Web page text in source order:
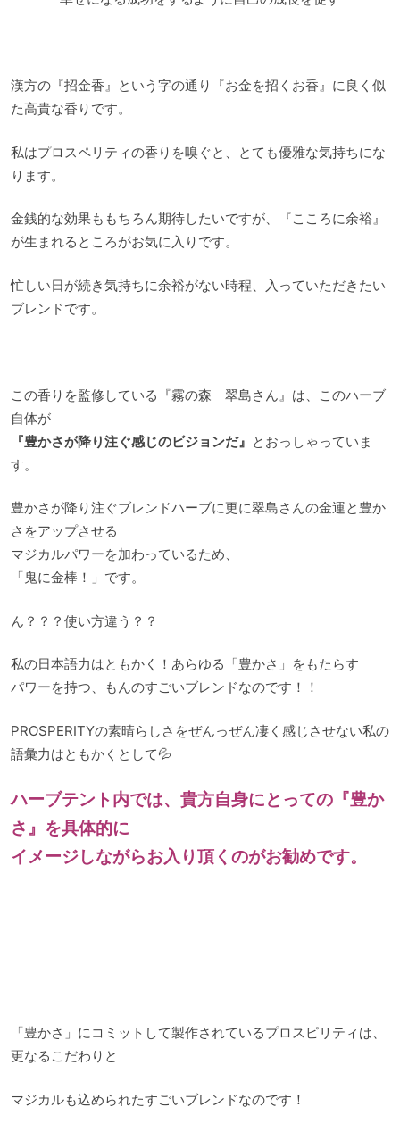
漢方の『招金香』という字の通り『お金を招くお香』に良く似
た高貴な香りです。
私はプロスペリティの香りを嗅ぐと、とても優雅な気持ちにな
ります。
金銭的な効果ももちろん期待したいですが、『こころに余裕』
が生まれるところがお気に入りです。
忙しい日が続き気持ちに余裕がない時程、入っていただきたい
ブレンドです。
この香りを監修している『霧の森 翠島さん』は、このハーブ
自体が
『豊かさが降り注ぐ感じのビジョンだ』 とおっしゃっていま
す。
豊かさが降り注ぐブレンドハーブに更に翠島さんの金運と豊か
さをアップさせる
マジカルパワーを加わっているため、
「鬼に金棒！」です。
ん？？？使い方違う？？
私の日本語力はともかく！あらゆる「豊かさ」をもたらす
パワーを持つ、もんのすごいブレンドなのです！！
PROSPERITYの素晴らしさをぜんっぜん凄く感じさせない私の
語彙力はともかくとして💦
ハーブテント内では、貴方自身にとっての『豊か
さ』を具体的に
イメージしながらお入り頂くのがお勧めです。
「豊かさ」にコミットして製作されているプロスピリティは、
更なるこだわりと
マジカルも込められたすごいブレンドなのです！